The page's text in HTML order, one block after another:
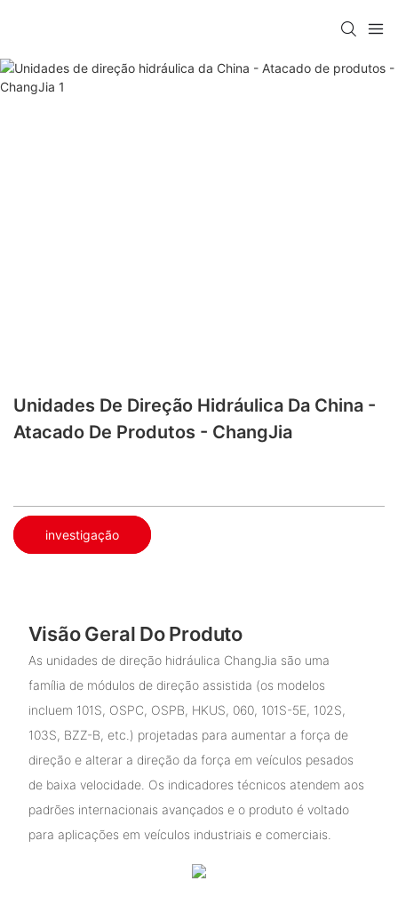
Unidades De Direção Hidráulica Da China -
Atacado De Produtos - ChangJia
investigação
Visão Geral Do Produto
As unidades de direção hidráulica ChangJia são uma
família de módulos de direção assistida (os modelos
incluem 101S, OSPC, OSPB, HKUS, 060, 101S-5E, 102S,
103S, BZZ-B, etc.) projetadas para aumentar a força de
direção e alterar a direção da força em veículos pesados ​​
de baixa velocidade. Os indicadores técnicos atendem aos
padrões internacionais avançados e o produto é voltado
para aplicações em veículos industriais e comerciais.